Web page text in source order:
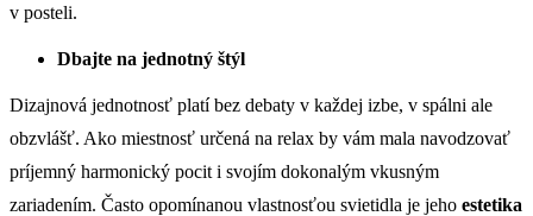
v posteli.
Dbajte na jednotný štýl
Dizajnová jednotnosť platí bez debaty v každej izbe, v spálni ale
obzvlášť. Ako miestnosť určená na relax by vám mala navodzovať
príjemný harmonický pocit i svojím dokonalým vkusným
zariadením. Často opomínanou vlastnosťou svietidla je jeho estetika